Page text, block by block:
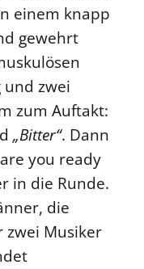
einem knapp
gewehrt
und zwei
zum Auftakt:
„Bitter“. Dann
you ready
in die Runde.
die
zwei Musiker